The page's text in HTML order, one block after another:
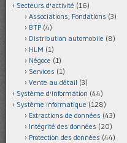
Secteurs d'activité (16)
Associations, Fondations (3)
BTP (4)
Distribution automobile (8)
HLM (1)
Négoce (1)
Services (1)
Vente au détail (3)
Système d'information (44)
Système informatique (128)
Extractions de données (43)
Intégrité des données (20)
Protection des données (44)